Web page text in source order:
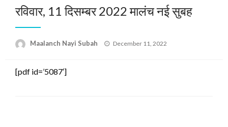
रविवार, 11 दिसम्बर 2022 मालंच नई सुबह
Maalanch Nayi Subah
Posted
December 11, 2022
[pdf id=’5087′]